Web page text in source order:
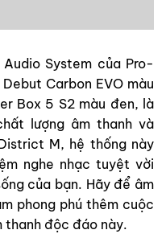
System của Pro-
Carbon EVO màu
Box 5 S2 màu đen, là
lượng âm thanh và
M, hệ thống này
nghe nhạc tuyệt vời
của bạn. Hãy để âm
phong phú thêm cuộc
thanh độc đáo này.